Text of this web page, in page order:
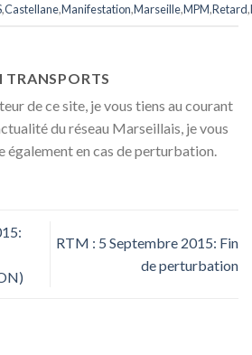
,Castellane,Manifestation,Marseille,MPM,Retard,
TRANSPORTS
de ce site, je vous tiens au courant
du réseau Marseillais, je vous
également en cas de perturbation.
RTM : 5 Septembre 2015: Fin
de perturbation